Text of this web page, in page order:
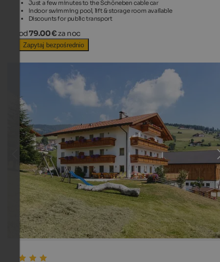
Just a few minutes to the Schöneben cable car
Indoor swimming pool, lift & storage room available
Discounts for public transport
od79.00 € za noc
Zapytaj bezpośrednio